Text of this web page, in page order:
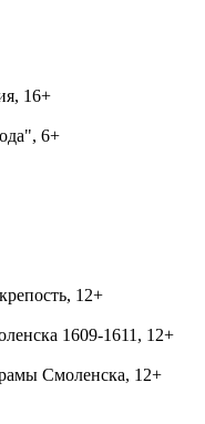
16+
6+
12+
1609-1611, 12+
Смоленска, 12+